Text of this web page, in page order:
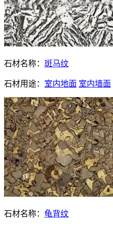
石材名称： 斑马纹
石材用途： 室内地面 室内墙面
石材名称： 龟背纹